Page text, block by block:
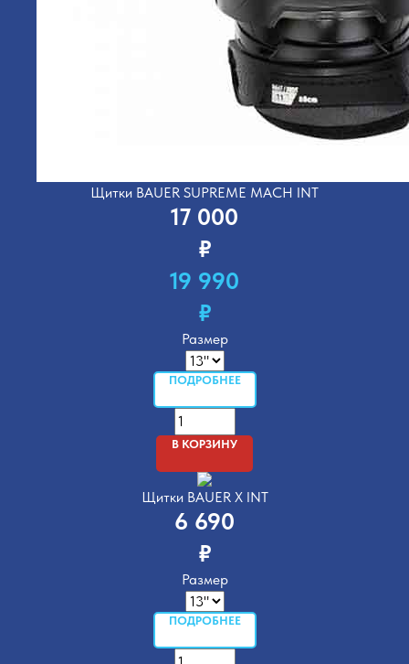
Щитки BAUER SUPREME MACH INT
17 000
₽
19 990
₽
Размер
ПОДРОБНЕЕ
В КОРЗИНУ
Щитки BAUER X INT
6 690
₽
Размер
ПОДРОБНЕЕ